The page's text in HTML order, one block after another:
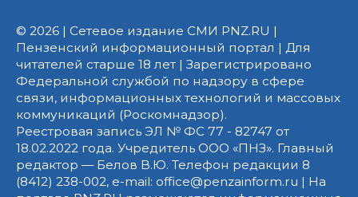
© 2026 | Сетевое издание СМИ PNZ.RU |
Пензенский информационный портал | Для
читателей старше 18 лет | Зарегистрировано
Федеральной службой по надзору в сфере
связи, информационных технологий и массовых
коммуникаций (Роскомнадзор).
Реестровая запись ЭЛ № ФС 77 - 82747 от
18.02.2022 года. Учредитель ООО «ПНЗ». Главный
редактор — Белов В.Ю. Телефон редакции 8
(8412) 238-002, e-mail: office@penzainform.ru | На